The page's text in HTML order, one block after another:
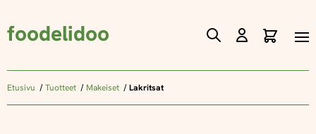
foodelidoo
Skip
Content
Etusivu Tuotteet Makeiset Lakritsat